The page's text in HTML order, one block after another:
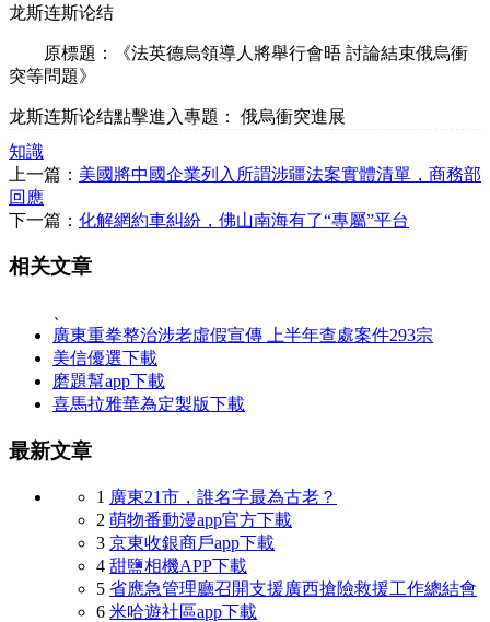
龙斯连斯论结
原標題：《法英德烏領導人將舉行會晤 討論結束俄烏衝
突等問題》
龙斯连斯论结點擊進入專題： 俄烏衝突進展
知識
上一篇： 美國將中國企業列入所謂涉疆法案實體清單，商務部
回應
下一篇： 化解網約車糾紛，佛山南海有了“專屬”平台
相关文章
廣東重拳整治涉老虛假宣傳 上半年查處案件293宗
美信優選下載
磨題幫app下載
喜馬拉雅華為定製版下載
最新文章
1 廣東21市，誰名字最為古老？
2 萌物番動漫app官方下載
3 京東收銀商戶app下載
4 甜鹽相機APP下載
5 省應急管理廳召開支援廣西搶險救援工作總結會
6 米哈遊社區app下載